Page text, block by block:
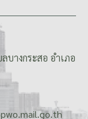
างกระสอ อำเภอ